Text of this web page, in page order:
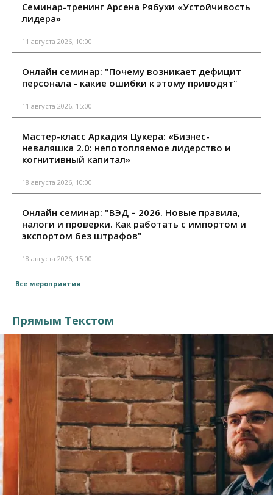
Семинар-тренинг Арсена Рябухи «Устойчивость
лидера»
11 августа 2026, 10:00
Онлайн семинар: "Почему возникает дефицит
персонала - какие ошибки к этому приводят"
11 августа 2026, 15:00
Мастер-класс Аркадия Цукера: «Бизнес-
неваляшка 2.0: непотопляемое лидерство и
когнитивный капитал»
18 августа 2026, 10:00
Онлайн семинар: "ВЭД – 2026. Новые правила,
налоги и проверки. Как работать с импортом и
экспортом без штрафов"
18 августа 2026, 15:00
Все мероприятия
Прямым Текстом